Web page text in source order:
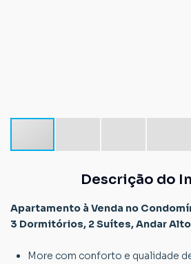
Descrição do
Apartamento à Venda no
3 Dormitórios, 2 Suítes, Andar
More com conforto e qualidade